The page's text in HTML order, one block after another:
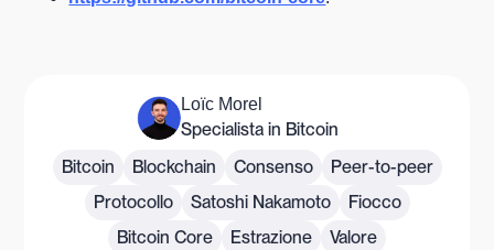
Loïc Morel
Specialista in Bitcoin
Bitcoin
Blockchain Consenso
Peer-to-peer
Protocollo
Satoshi Nakamoto
Fiocco
Bitcoin Core
Estrazione
Valore